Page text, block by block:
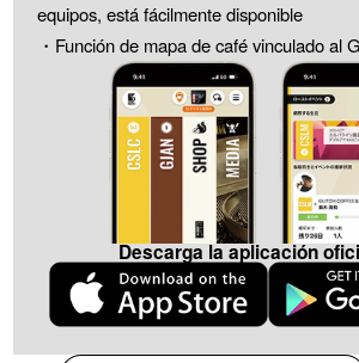
equipos, está fácilmente disponible
・Función de mapa de café vinculado al
Descarga la aplicación